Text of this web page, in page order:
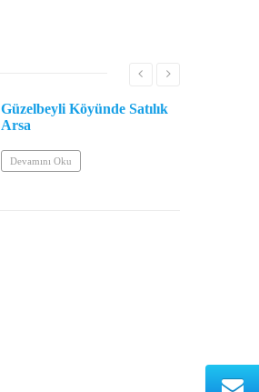
Güzelbeyli Köyünde Satılık
Arsa
Devamını Oku